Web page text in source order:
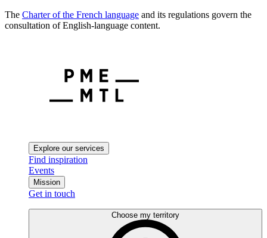
The Charter of the French language and its regulations govern the
consultation of English-language content.
Explore our services
Find inspiration
Events
Mission
Get in touch
Choose my territory